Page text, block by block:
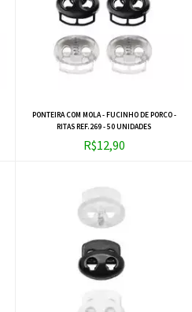
PONTEIRA COM MOLA - FUCINHO DE PORCO -
RITAS REF.269 - 50 UNIDADES
R$12,90